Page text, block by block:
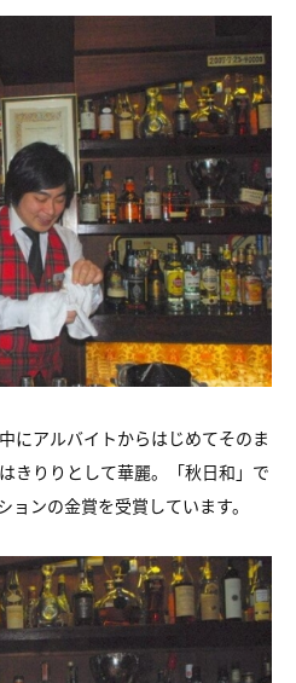
にアルバイトからはじめてそのま
きりりとして華麗。「秋日和」で
ンの金賞を受賞しています。